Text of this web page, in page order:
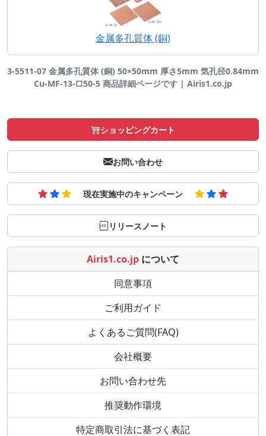
金属多孔質体 (銅)
3-5511-07 金属多孔質体 (銅) 50×50mm 厚さ5mm 気孔径0.84mm
Cu-MF-13-□50-5 商品詳細ページです | Airis1.co.jp
ショッピングカート
お問い合わせ
現在実施中のキャンペーン
リリースノート
Airis1.co.jp について
同意事項
ご利用ガイド
よくあるご質問(FAQ)
会社概要
お問い合わせ先
推奨動作環境
特定商取引法に基づく表記